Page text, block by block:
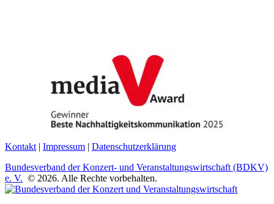
Kontakt | Impressum | Datenschutzerklärung
Bundesverband der Konzert- und Veranstaltungswirtschaft (BDKV)
e. V. © 2026. Alle Rechte vorbehalten.